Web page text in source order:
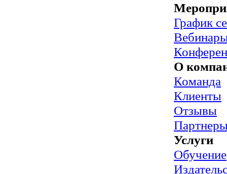
График
О
Команда
Клиенты
Отзывы
Услуги
Обучение